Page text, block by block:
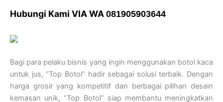
Hubungi Kami VIA WA 081905903644
Bagi para pelaku bisnis yang ingin menggunakan botol kaca
untuk jus, “Top Botol” hadir sebagai solusi terbaik. Dengan
harga grosir yang kompetitif dan berbagai pilihan desain
kemasan unik, “Top Botol” siap membantu meningkatkan